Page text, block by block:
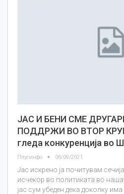
ЈАС И БЕНИ СМЕ
ПОДДРЖИ ВО ВТОР
гледа конкуренција во
Плусинфо 06/09/2021
Јас искрено ја почитувам
исчекор во политиката во
јас сум убеден дека доколку